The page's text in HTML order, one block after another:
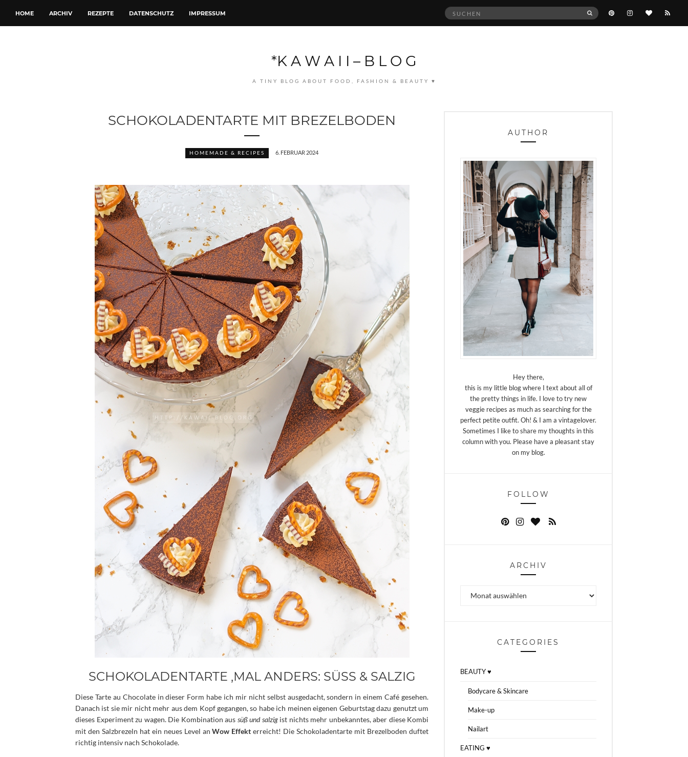
HOME ARCHIV REZEPTE DATENSCHUTZ IMPRESSUM
Suche
SUCHEN
*K A W A I I – B L O G
A TINY BLOG ABOUT FOOD, FASHION & BEAUTY ♥
SCHOKOLADENTARTE MIT BREZELBODEN
HOMEMADE & RECIPES 6. FEBRUAR 2024
SCHOKOLADENTARTE ‚MAL ANDERS: SÜSS & SALZIG
Diese Tarte au Chocolate in dieser Form habe ich mir nicht selbst ausgedacht, sondern in einem Café gesehen.
Danach ist sie mir nicht mehr aus dem Kopf gegangen, so habe ich meinen eigenen Geburtstag dazu genutzt um
dieses Experiment zu wagen. Die Kombination aus süß und salzigist nichts mehr unbekanntes, aber diese Kombi
mit den Salzbrezeln hat ein neues Level anWow Effekt erreicht! Die Schokoladentarte mit Brezelboden duftet
richtig intensiv nach Schokolade.
AUTHOR
Hey there,
this is my little blog where I text about all of
the pretty things in life. I love to try new
veggie recipes as much as searching for the
perfect petite outfit. Oh! & I am a vintagelover.
Sometimes I like to share my thoughts in this
column with you. Please have a pleasant stay
on my blog.
FOLLOW
ARCHIV
CATEGORIES
BEAUTY ♥
Bodycare & Skincare
Make-up
Nailart
EATING ♥